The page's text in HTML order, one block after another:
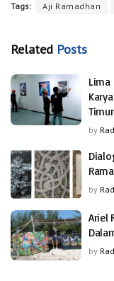
Tags: Aji Ramadhan
Related Posts
Lima
Timur
by
by
Ariel
by